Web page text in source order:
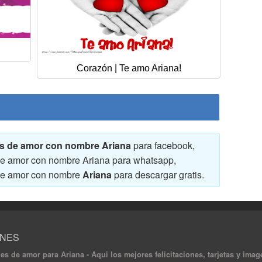
Corazón | Te amo Ariana!
de amor con nombre Arianapara facebook,
amor con nombre Ariana para whatsapp,
amor con nombreArianapara descargar gratis.
de amor para Ariana - Aqui los mejores felicitaciones, tarjetas y